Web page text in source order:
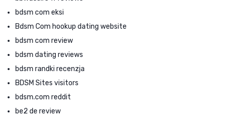
bdsm com eksi
Bdsm Com hookup dating website
bdsm com review
bdsm dating reviews
bdsm randki recenzja
BDSM Sites visitors
bdsm.com reddit
be2 de review